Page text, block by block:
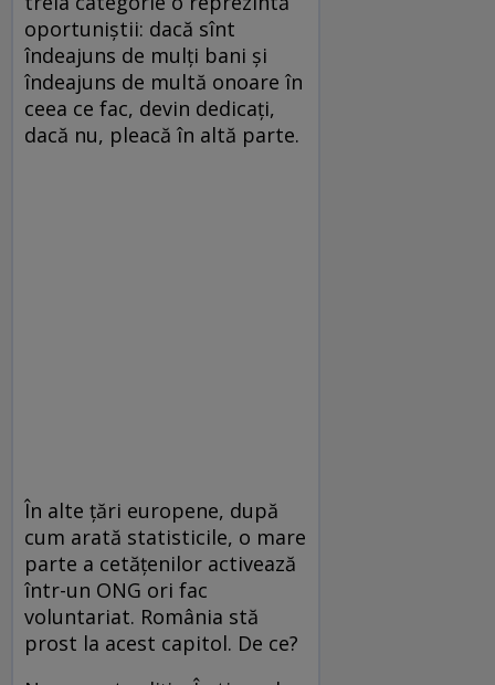
oportuniştii: dacă sînt
îndeajuns de mulţi bani şi
îndeajuns de multă onoare în
ceea ce fac, devin dedicaţi,
dacă nu, pleacă în altă parte.
În alte ţări europene, după
cum arată statisticile, o mare
parte a cetăţenilor activează
într-un ONG ori fac
voluntariat. România stă
prost la acest capitol. De ce?